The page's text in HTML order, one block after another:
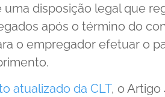
uma disposição legal que
após o término do
o empregador efetuar o
atualizado da CLT, o Artigo